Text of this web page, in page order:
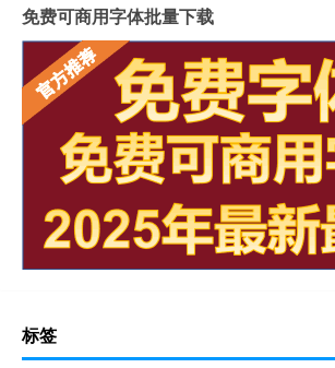
免费可商用字体批量下载
标签